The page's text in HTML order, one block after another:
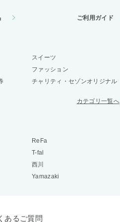
ご利用ガイド
スイーツ
ファッション
チャリティ・セゾンオリジナル
カテゴリ一覧へ
ReFa
T-fal
西川
Yamazaki
あるご質問